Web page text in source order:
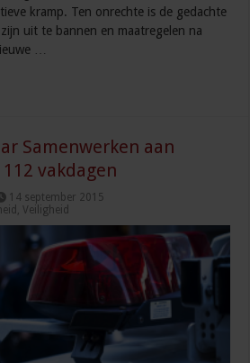
kramp. Ten onrechte is de gedachte
uit te bannen en maatregelen na
…
Samenwerken aan
vakdagen
14 september 2015
,Veiligheid